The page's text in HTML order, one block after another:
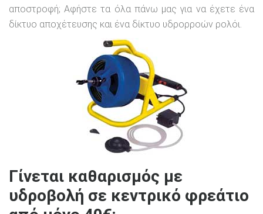
αποστροφή; Αφήστε τα όλα πάνω μας για να έχετε ένα
δίκτυο αποχέτευσης και ένα δίκτυο υδρορροών ρολόι.
Γίνεται καθαρισμός με
υδροβολή σε κεντρικό φρεάτιο